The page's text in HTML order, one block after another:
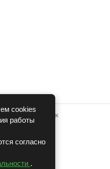
для авторазборок
БИЗНЕС
версия
2026 г.
cookies
работы
согласно
.